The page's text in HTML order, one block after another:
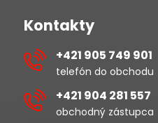
Kontakty
+421 905 749 901
telefón do obchodu
+421 904 281 557
obchodný zástupca